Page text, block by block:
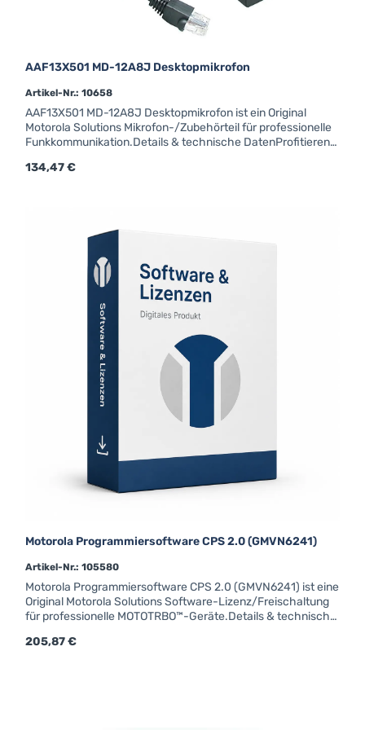
AAF13X501 MD-12A8J Desktopmikrofon
Artikel-Nr.: 10658
AAF13X501 MD-12A8J Desktopmikrofon ist ein Original
Motorola Solutions Mikrofon-/Zubehörteil für professionelle
Funkkommunikation.Details & technische DatenProfitieren
Behörden, BOS-Funk und gewerbliche Anwender auf
Regulärer Preis:
134,47 €
Motorola Programmiersoftware CPS 2.0 (GMVN6241)
Artikel-Nr.: 105580
Motorola Programmiersoftware CPS 2.0 (GMVN6241) ist eine
Original Motorola Solutions Software-Lizenz/Freischaltung
für professionelle MOTOTRBO™-Geräte.Details & technische
ist eine Original Motorola Solutions Software-
Regulärer Preis:
205,87 €